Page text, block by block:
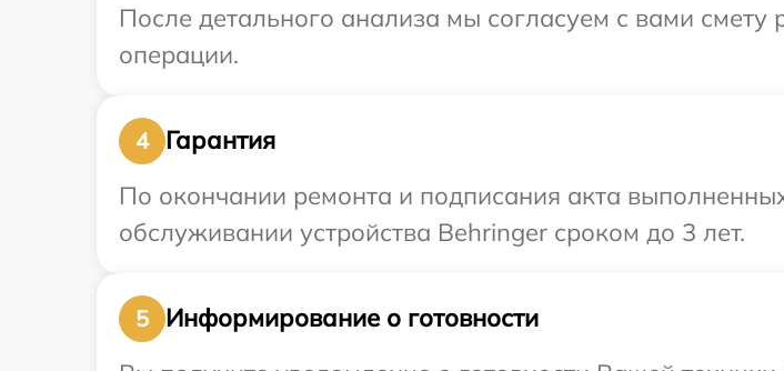
После детального анализа мы согласуем с вами
операции.
4
Гарантия
По окончании ремонта и подписания акта
обслуживании устройства Behringer сроком до 3 лет.
5
Информирование о готовности